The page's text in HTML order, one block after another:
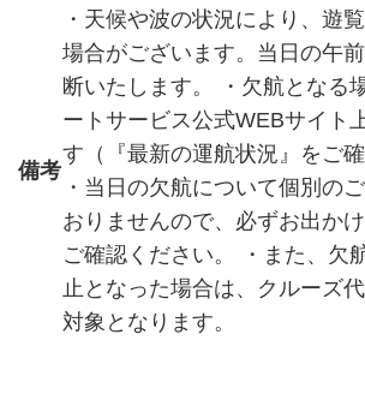
備考
・天候や波の状況により、遊
場合がございます。当日の午
断いたします。 ・欠航となる
ートサービス公式WEBサイト
す（『最新の運航状況』をご確
・当日の欠航について個別の
おりませんので、必ずお出か
ご確認ください。 ・また、欠
止となった場合は、クルーズ
対象となります。